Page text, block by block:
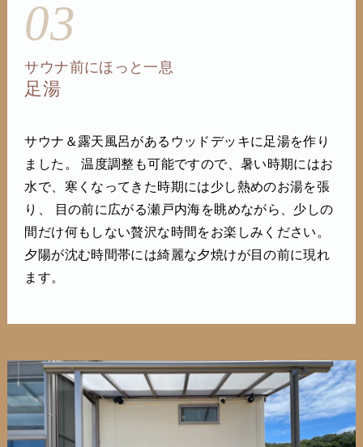
03
サウナ前にほっと一息
足湯
サウナ＆露天風呂があるウッドデッキに足湯を作り
ました。 温度調整も可能ですので、暑い時期にはお
水で、寒くなってきた時期には少し熱めのお湯を張
り、 目の前に広がる瀬戸内海を眺めながら、少しの
間だけ何もしない贅沢な時間をお楽しみください。
夕陽が沈む時間帯には綺麗な夕焼けが目の前に現れ
ます。